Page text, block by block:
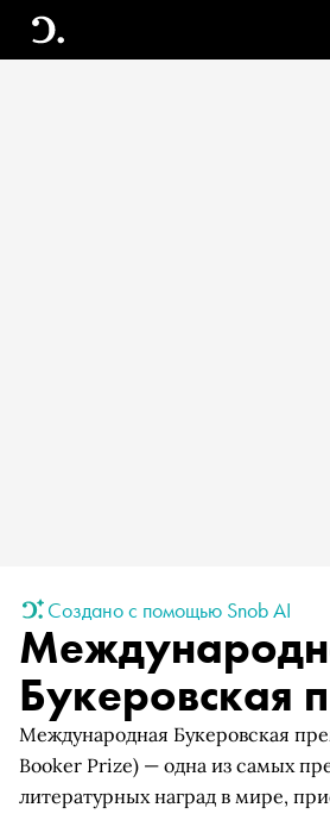
Создано с помощью Snob AI
Букеровская
Международная Букеровская
Booker Prize) — одна из самых
литературных наград в мире,